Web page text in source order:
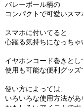
バレーボール柄の
コンパクトで可愛いスマ
スマホに付いてると
心躍る気持ちになっちゃ
イヤホンコード巻きとし
使用も可能な便利グッズ
使い方によっては、
いろいろな使用方法があ